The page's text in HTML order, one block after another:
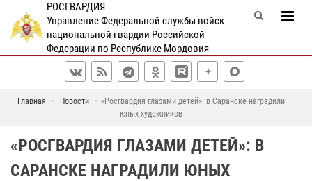
РОСГВАРДИЯ
Управление Федеральной службы войск
национальной гвардии Российской
Федерации по Республике Мордовия
Главная Новости
«Росгвардия глазами детей»: в Саранске наградили
юных художников
«РОСГВАРДИЯ ГЛАЗАМИ ДЕТЕЙ»: В
САРАНСКЕ НАГРАДИЛИ ЮНЫХ